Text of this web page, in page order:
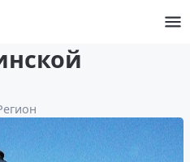
отмечают